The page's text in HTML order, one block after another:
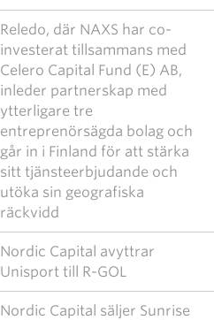
Reledo, där NAXS har co-
investerat tillsammans med
Celero Capital Fund (E) AB,
inleder partnerskap med
ytterligare tre
entreprenörsägda bolag och
går in i Finland för att stärka
sitt tjänsteerbjudande och
utöka sin geografiska
räckvidd
Nordic Capital avyttrar
Unisport till R-GOL
Nordic Capital säljer Sunrise